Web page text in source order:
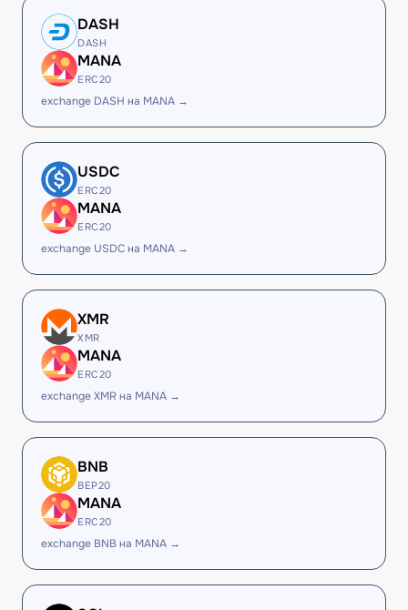
DASH
DASH
MANA
ERC20
exchange DASH на MANA →
USDC
ERC20
MANA
ERC20
exchange USDC на MANA →
XMR
XMR
MANA
ERC20
exchange XMR на MANA →
BNB
BEP20
MANA
ERC20
exchange BNB на MANA →